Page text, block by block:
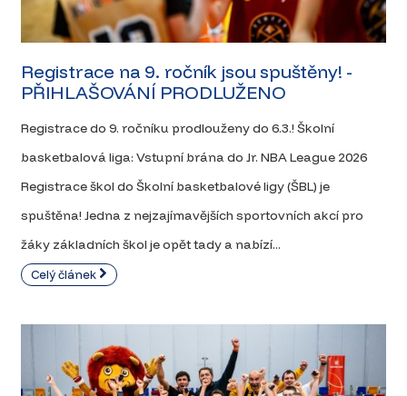
Registrace na 9. ročník jsou spuštěny! -
PŘIHLAŠOVÁNÍ PRODLUŽENO
Registrace do 9. ročníku prodlouženy do 6.3.! Školní
basketbalová liga: Vstupní brána do Jr. NBA League 2026
Registrace škol do Školní basketbalové ligy (ŠBL) je
spuštěna! Jedna z nejzajímavějších sportovních akcí pro
žáky základních škol je opět tady a nabízí...
Celý článek